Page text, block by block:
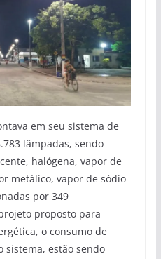
em seu sistema de
lâmpadas, sendo
halógena, vapor de
metálico, vapor de sódio
por 349
proposto para
o consumo de
sistema, estão sendo